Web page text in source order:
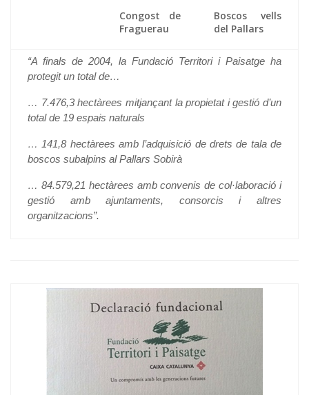
Congost de
Fraguerau
Boscos vells
del Pallars
“A finals de 2004, la Fundació Territori i Paisatge ha
protegit un total de…
… 7.476,3 hectàrees mitjançant la propietat i gestió d’un
total de 19 espais naturals
… 141,8 hectàrees amb l’adquisició de drets de tala de
boscos subalpins al Pallars Sobirà
… 84.579,21 hectàrees amb convenis de col·laboració i
gestió amb ajuntaments, consorcis i altres
organitzacions”.